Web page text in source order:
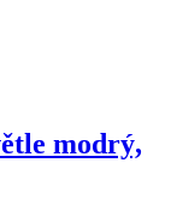
modrý,